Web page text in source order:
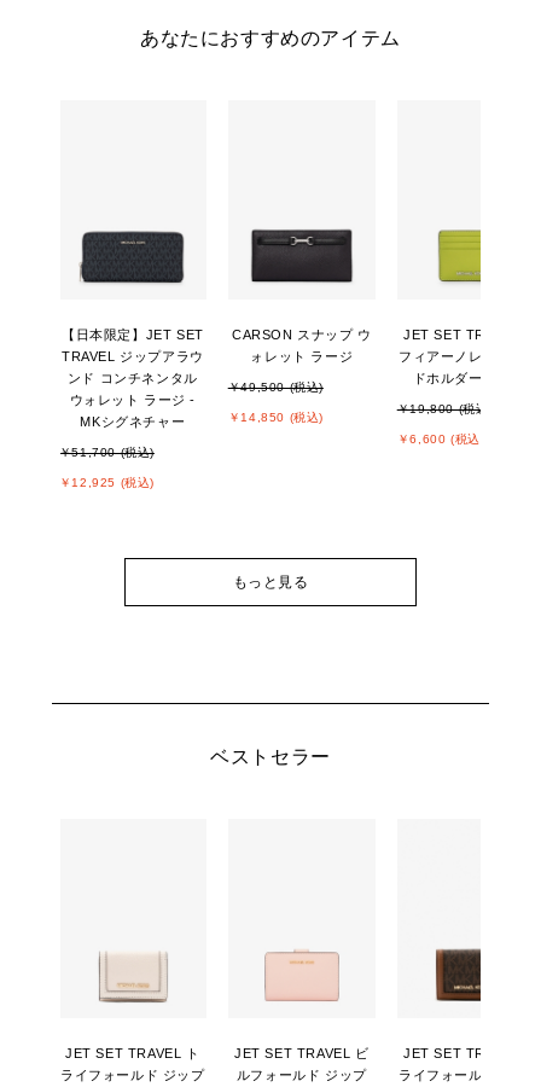
あなたにおすすめのアイテム
【日本限定】JET SET
TRAVEL ジップアラウ
ンド コンチネンタル
ウォレット ラージ -
MKシグネチャー
￥51,700 (税込)
￥12,925 (税込)
CARSON スナップ ウ
ォレット ラージ
￥49,500 (税込)
￥14,850 (税込)
JET SET TRAVEL サ
フィアーノレザー カ
ドホルダー ラージ
￥19,800 (税込)
￥6,600 (税込)
もっと見る
ベストセラー
JET SET TRAVEL ト
ライフォールド ジップ
JET SET TRAVEL ビ
ルフォールド ジップ
JET SET TRAVEL ト
ライフォールド ジッ